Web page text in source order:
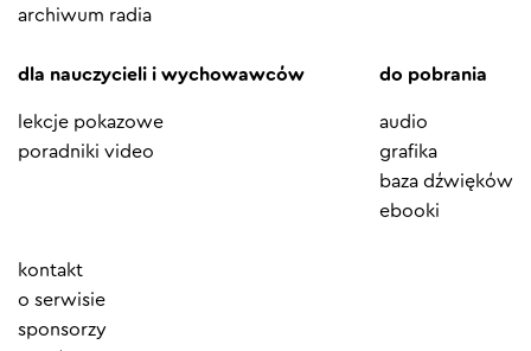
archiwum radia
dla nauczycieli i wychowawców
lekcje pokazowe
poradniki video
do pobrania
audio
grafika
baza dźwięków
ebooki
Element
menu
kontakt
o serwisie
sponsorzy